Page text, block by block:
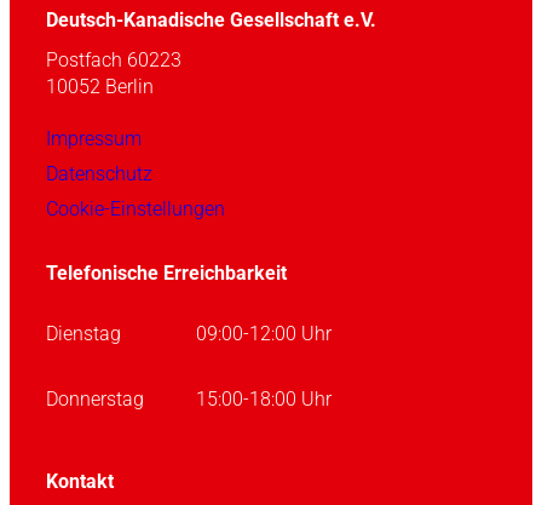
Deutsch-Kanadische Gesellschaft e.V.
Postfach 60223
10052 Berlin
Impressum
Datenschutz
Cookie-Einstellungen
Telefonische Erreichbarkeit
Dienstag 09:00-12:00 Uhr
Donnerstag 15:00-18:00 Uhr
Kontakt